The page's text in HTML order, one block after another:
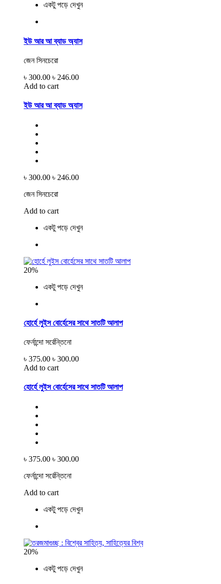
একটু পড়ে দেখুন
ইউ আর আ ব্যাড অ্যাস
জেন সিনচেরো
৳ 300.00 ৳ 246.00
Add to cart
ইউ আর আ ব্যাড অ্যাস
৳ 300.00 ৳ 246.00
জেন সিনচেরো
Add to cart
একটু পড়ে দেখুন
20%
একটু পড়ে দেখুন
হোর্হে লুইস বোর্হেসের সাথে সাতটি আলাপ
ফের্নান্দো সর্রেন্তিনো
৳ 375.00 ৳ 300.00
Add to cart
হোর্হে লুইস বোর্হেসের সাথে সাতটি আলাপ
৳ 375.00 ৳ 300.00
ফের্নান্দো সর্রেন্তিনো
Add to cart
একটু পড়ে দেখুন
20%
একটু পড়ে দেখুন